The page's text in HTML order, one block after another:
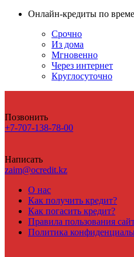
Онлайн-кредиты по
Срочно
Из дома
Мгновенно
Через интернет
Круглосуточно
Позвонить
+7-707-138-78-00
Написать
zaim@ocredit.kz
О нас
Как получить кредит?
Как погасить кредит?
Правила пользования
Политика